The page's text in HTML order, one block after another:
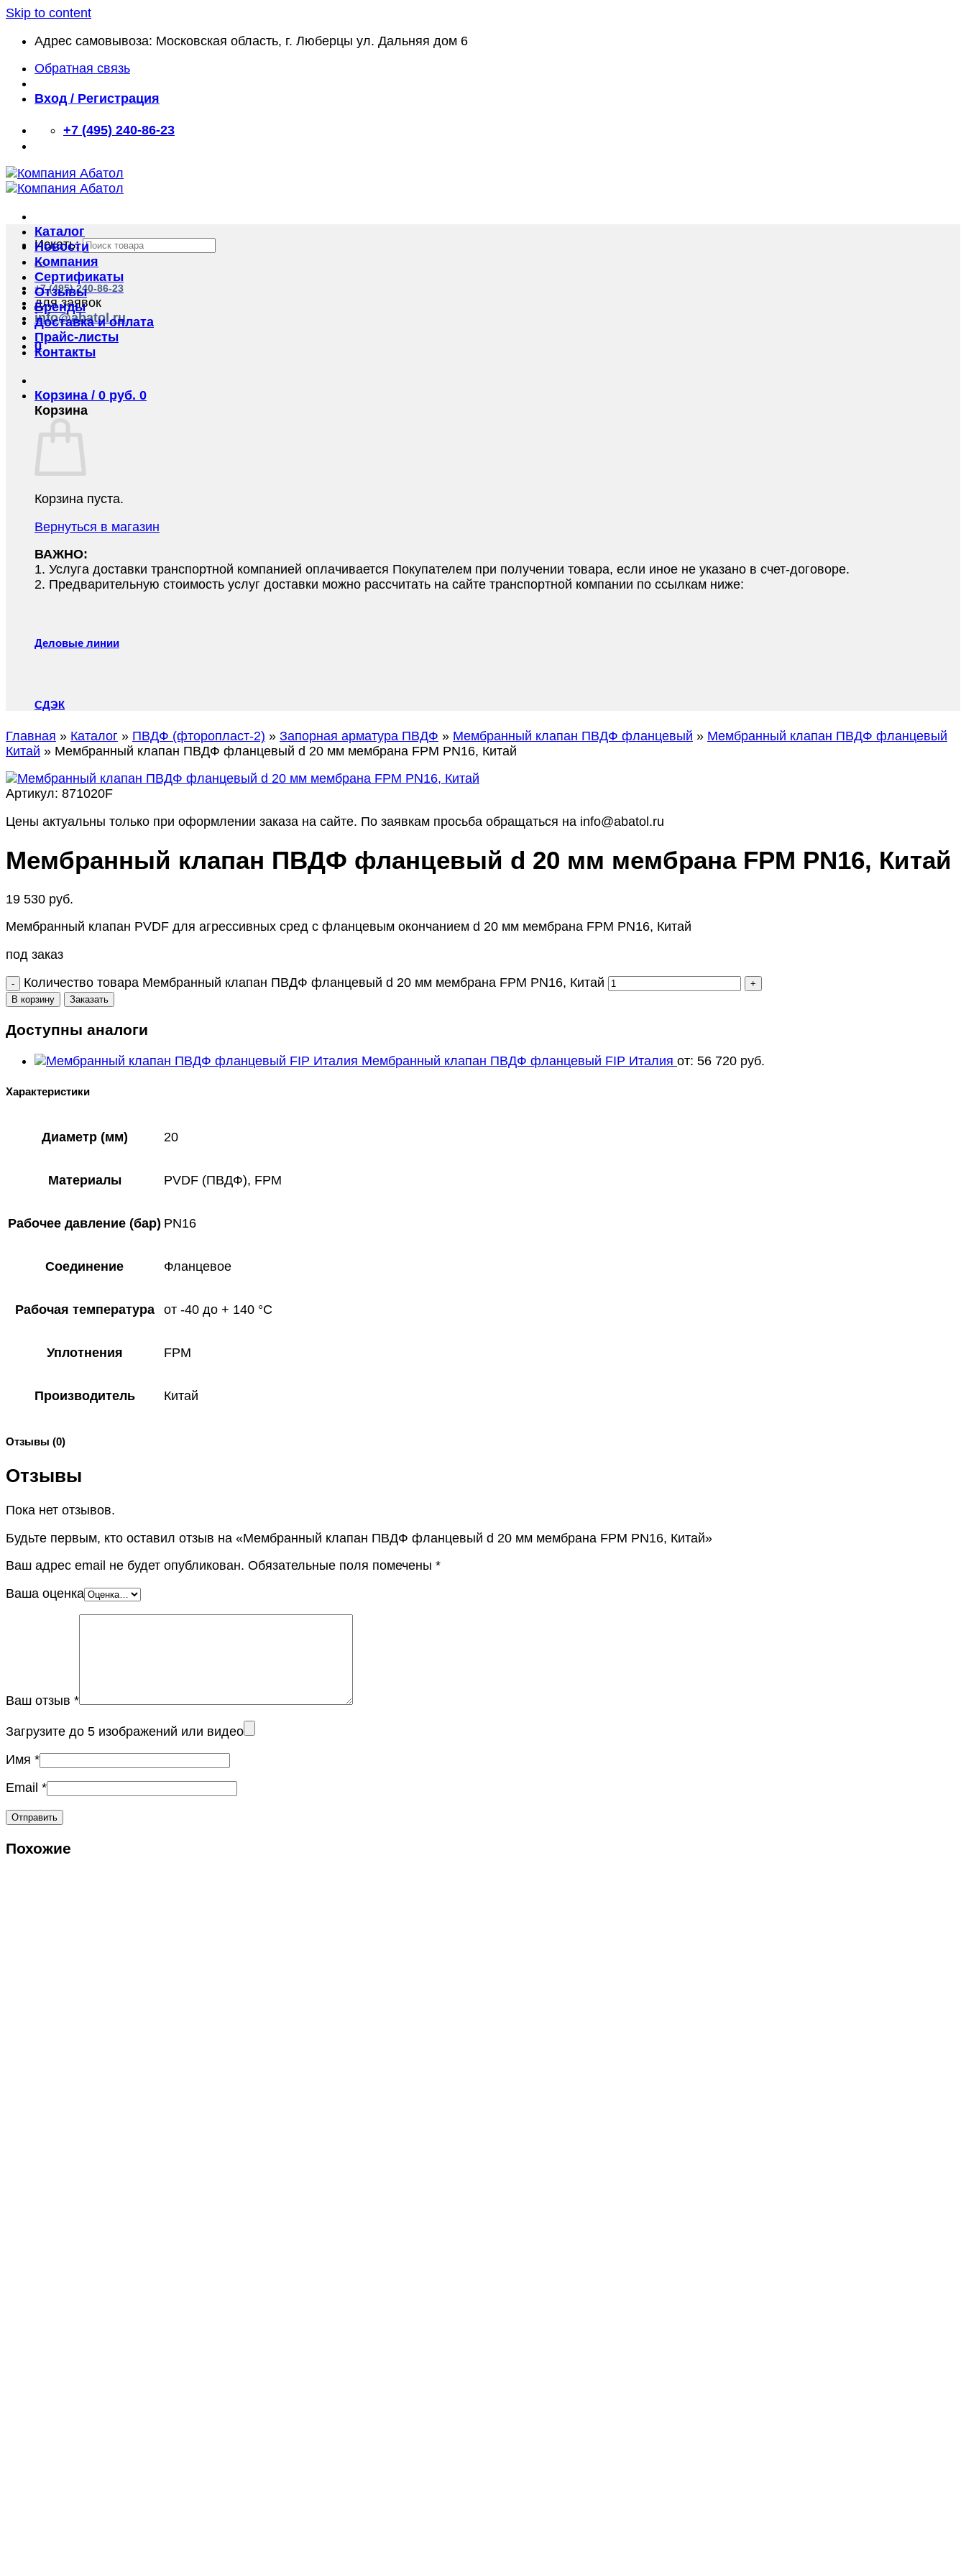
Skip to content
Адрес самовывоза: Московская область, г. Люберцы ул. Дальняя дом 6
Обратная связь
Вход / Регистрация
+7 (495) 240-86-23
Искать:
+7 (495) 240-86-23
для заявок
info@abatol.ru
0
Каталог
Новости
Компания
Сертификаты
Отзывы
Бренды
Доставка и оплата
Прайс-листы
Контакты
Корзина / 0 руб. 0
Корзина
Корзина пуста.
Вернуться в магазин
ВАЖНО:
1.⁠ ⁠Услуга доставки транспортной компанией оплачивается Покупателем при получении товара, если иное не указано в счет-договоре.
2.⁠ ⁠Предварительную стоимость услуг доставки можно рассчитать на сайте транспортной компании по ссылкам ниже:
Деловые линии
СДЭК
Главная » Каталог » ПВДФ (фторопласт-2) » Запорная арматура ПВДФ » Мембранный клапан ПВДФ фланцевый » Мембранный клапан ПВДФ фланцевый
Китай » Мембранный клапан ПВДФ фланцевый d 20 мм мембрана FPM PN16, Китай
Артикул: 871020F
Цены актуальны только при оформлении заказа на сайте. По заявкам просьба обращаться на info@abatol.ru
Мембранный клапан ПВДФ фланцевый d 20 мм мембрана FPM PN16, Китай
19 530 руб.
Мембранный клапан PVDF для агрессивных сред с фланцевым окончанием d 20 мм мембрана FPM PN16, Китай
под заказ
Количество товара Мембранный клапан ПВДФ фланцевый d 20 мм мембрана FPM PN16, Китай
В корзину Заказать
Доступны аналоги
Мембранный клапан ПВДФ фланцевый FIP Италия от: 56 720 руб.
Характеристики
Диаметр (мм) 20
Материалы PVDF (ПВДФ), FPM
Рабочее давление (бар) PN16
Соединение Фланцевое
Рабочая температура от -40 до + 140 °C
Уплотнения FPM
Производитель Китай
Отзывы (0)
Отзывы
Пока нет отзывов.
Будьте первым, кто оставил отзыв на «Мембранный клапан ПВДФ фланцевый d 20 мм мембрана FPM PN16, Китай»
Ваш адрес email не будет опубликован. Обязательные поля помечены *
Ваша оценка
Ваш отзыв *
Загрузите до 5 изображений или видео
Имя *
Email *
Похожие